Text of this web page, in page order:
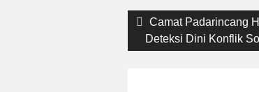
Post
navigation
Previous
post:
Camat Padarincang
Deteksi Dini Konflik